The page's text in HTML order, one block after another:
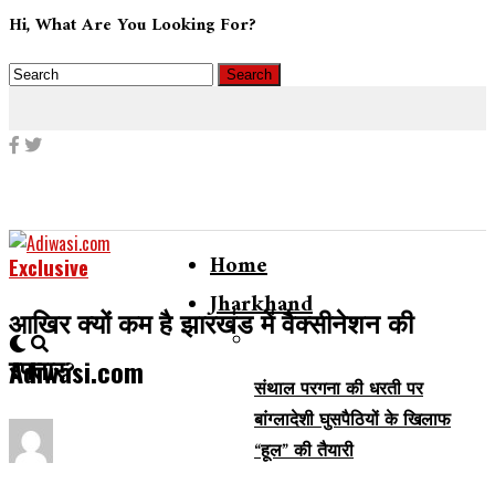
Hi, What Are You Looking For?
Adiwasi.com
Home
Jharkhand
संथाल परगना की धरती पर
बांग्लादेशी घुसपैठियों के खिलाफ
“हूल” की तैयारी
Exclusive
आखिर क्यों कम है झारखंड में वैक्सीनेशन की
रफ्तार?